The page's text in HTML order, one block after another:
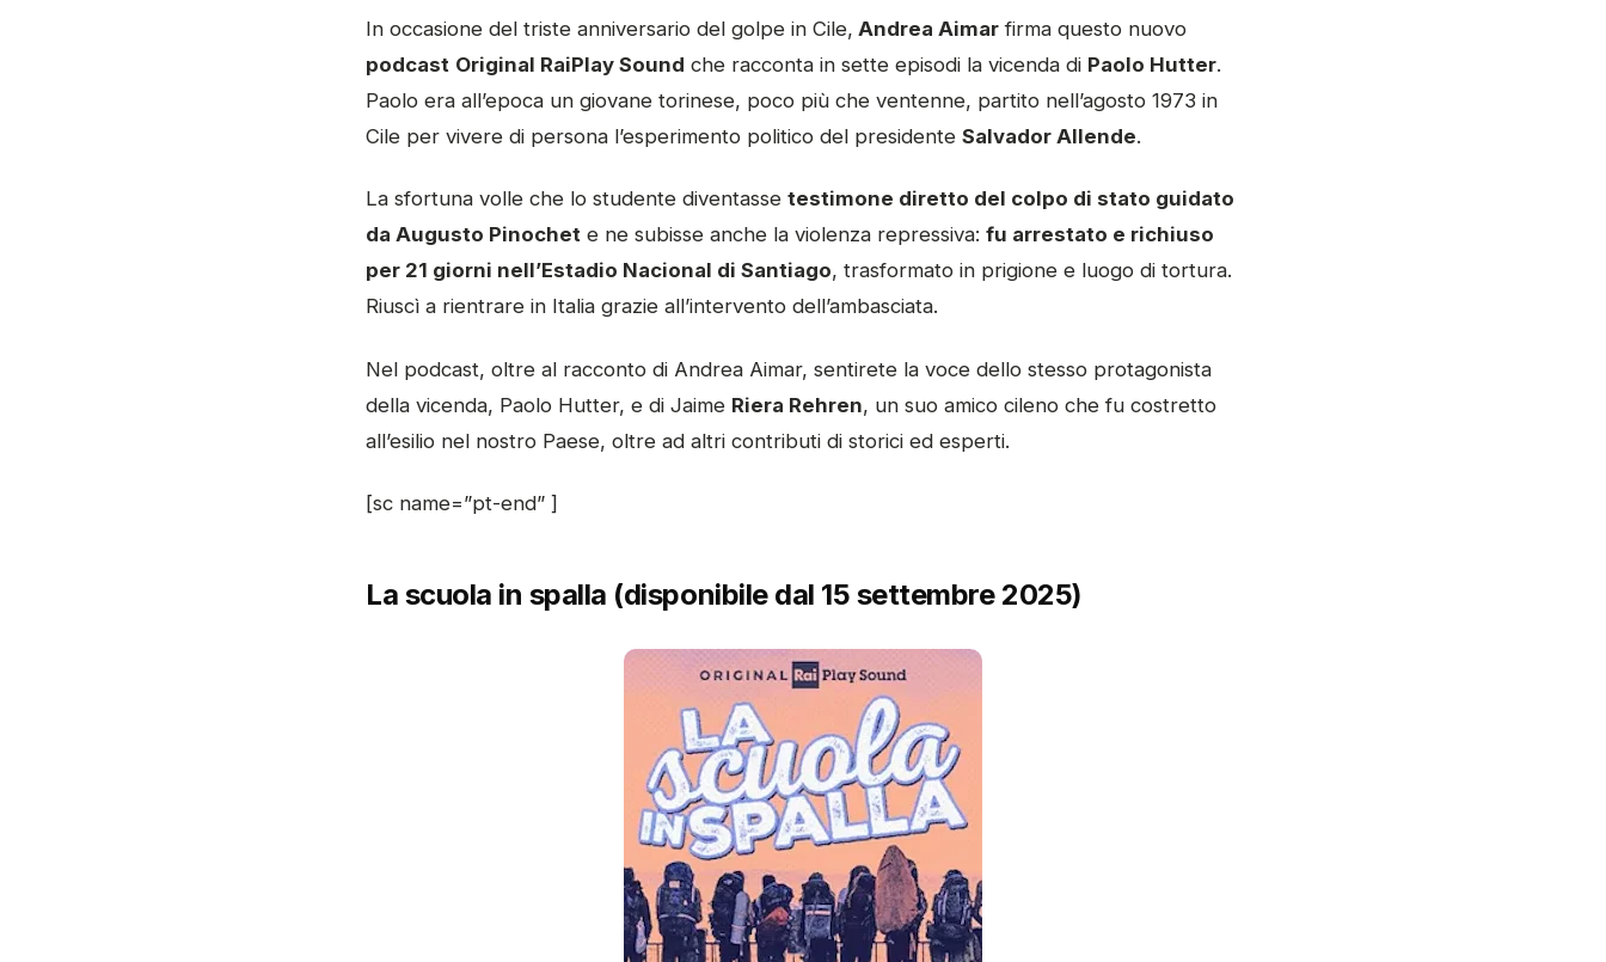
In occasione del triste anniversario del golpe in Cile, Andrea Aimar firma questo nuovo
podcast Original RaiPlay Sound che racconta in sette episodi la vicenda di Paolo Hutter.
Paolo era all’epoca un giovane torinese, poco più che ventenne, partito nell’agosto 1973 in
Cile per vivere di persona l’esperimento politico del presidente Salvador Allende.
La sfortuna volle che lo studente diventasse testimone diretto del colpo di stato guidato
da Augusto Pinochet e ne subisse anche la violenza repressiva: fu arrestato e richiuso
per 21 giorni nell’Estadio Nacional di Santiago, trasformato in prigione e luogo di tortura.
Riuscì a rientrare in Italia grazie all’intervento dell’ambasciata.
Nel podcast, oltre al racconto di Andrea Aimar, sentirete la voce dello stesso protagonista
della vicenda, Paolo Hutter, e di Jaime Riera Rehren, un suo amico cileno che fu costretto
all’esilio nel nostro Paese, oltre ad altri contributi di storici ed esperti.
[sc name=”pt-end” ]
La scuola in spalla (disponibile dal 15 settembre 2025)